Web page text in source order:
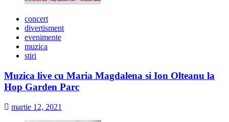
concert
divertisment
evenimente
muzica
stiri
Muzica live cu Maria Magdalena si Ion Olteanu la
Hop Garden Parc
martie 12, 2021